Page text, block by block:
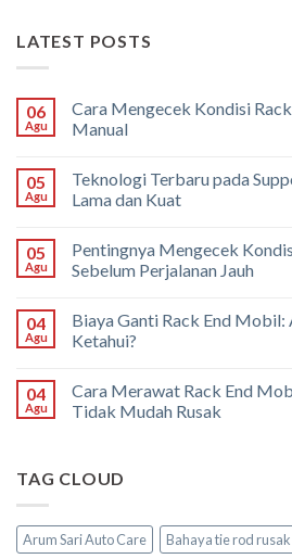
LATEST POSTS
06
Agu
Cara Mengecek Kondisi
Manual
05
Agu
Teknologi Terbaru pada
Lama dan Kuat
05
Agu
Pentingnya Mengecek
Sebelum Perjalanan Jauh
04
Agu
Biaya Ganti Rack End Mobil:
Ketahui?
04
Agu
Cara Merawat Rack End
Tidak Mudah Rusak
TAG CLOUD
Arum Sari Auto Care Bahaya tie rod rusak